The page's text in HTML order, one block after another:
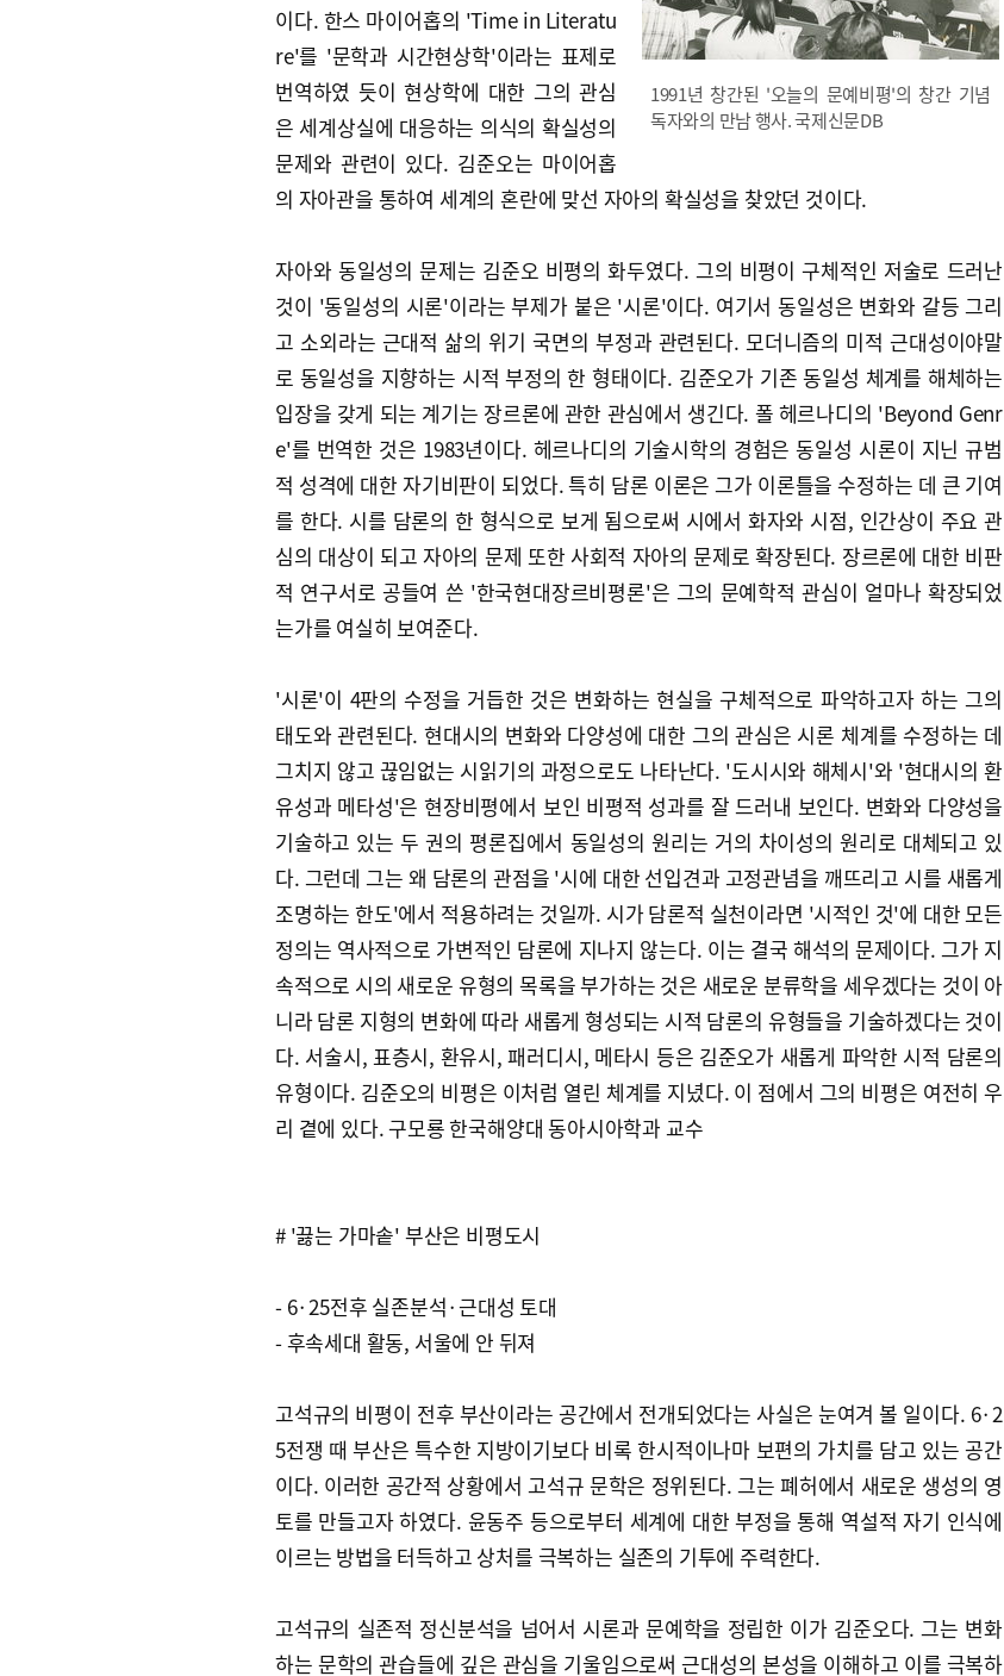
1991년 창간된 '오늘의 문예비평'의 창간 기념
독자와의 만남 행사. 국제신문DB
이다. 한스 마이어홉의 'Time in Literatu
re'를 '문학과 시간현상학'이라는 표제로
번역하였 듯이 현상학에 대한 그의 관심
은 세계상실에 대응하는 의식의 확실성의
문제와 관련이 있다. 김준오는 마이어홉
의 자아관을 통하여 세계의 혼란에 맞선 자아의 확실성을 찾았던 것이다.
자아와 동일성의 문제는 김준오 비평의 화두였다. 그의 비평이 구체적인 저술로 드러난
것이 '동일성의 시론'이라는 부제가 붙은 '시론'이다. 여기서 동일성은 변화와 갈등 그리
고 소외라는 근대적 삶의 위기 국면의 부정과 관련된다. 모더니즘의 미적 근대성이야말
로 동일성을 지향하는 시적 부정의 한 형태이다. 김준오가 기존 동일성 체계를 해체하는
입장을 갖게 되는 계기는 장르론에 관한 관심에서 생긴다. 폴 헤르나디의 'Beyond Genr
e'를 번역한 것은 1983년이다. 헤르나디의 기술시학의 경험은 동일성 시론이 지닌 규범
적 성격에 대한 자기비판이 되었다. 특히 담론 이론은 그가 이론틀을 수정하는 데 큰 기여
를 한다. 시를 담론의 한 형식으로 보게 됨으로써 시에서 화자와 시점, 인간상이 주요 관
심의 대상이 되고 자아의 문제 또한 사회적 자아의 문제로 확장된다. 장르론에 대한 비판
적 연구서로 공들여 쓴 '한국현대장르비평론'은 그의 문예학적 관심이 얼마나 확장되었
는가를 여실히 보여준다.
'시론'이 4판의 수정을 거듭한 것은 변화하는 현실을 구체적으로 파악하고자 하는 그의
태도와 관련된다. 현대시의 변화와 다양성에 대한 그의 관심은 시론 체계를 수정하는 데
그치지 않고 끊임없는 시읽기의 과정으로도 나타난다. '도시시와 해체시'와 '현대시의 환
유성과 메타성'은 현장비평에서 보인 비평적 성과를 잘 드러내 보인다. 변화와 다양성을
기술하고 있는 두 권의 평론집에서 동일성의 원리는 거의 차이성의 원리로 대체되고 있
다. 그런데 그는 왜 담론의 관점을 '시에 대한 선입견과 고정관념을 깨뜨리고 시를 새롭게
조명하는 한도'에서 적용하려는 것일까. 시가 담론적 실천이라면 '시적인 것'에 대한 모든
정의는 역사적으로 가변적인 담론에 지나지 않는다. 이는 결국 해석의 문제이다. 그가 지
속적으로 시의 새로운 유형의 목록을 부가하는 것은 새로운 분류학을 세우겠다는 것이 아
니라 담론 지형의 변화에 따라 새롭게 형성되는 시적 담론의 유형들을 기술하겠다는 것이
다. 서술시, 표층시, 환유시, 패러디시, 메타시 등은 김준오가 새롭게 파악한 시적 담론의
유형이다. 김준오의 비평은 이처럼 열린 체계를 지녔다. 이 점에서 그의 비평은 여전히 우
리 곁에 있다. 구모룡 한국해양대 동아시아학과 교수
# '끓는 가마솥' 부산은 비평도시
- 6·25전후 실존분석·근대성 토대
- 후속세대 활동, 서울에 안 뒤져
고석규의 비평이 전후 부산이라는 공간에서 전개되었다는 사실은 눈여겨 볼 일이다. 6·2
5전쟁 때 부산은 특수한 지방이기보다 비록 한시적이나마 보편의 가치를 담고 있는 공간
이다. 이러한 공간적 상황에서 고석규 문학은 정위된다. 그는 폐허에서 새로운 생성의 영
토를 만들고자 하였다. 윤동주 등으로부터 세계에 대한 부정을 통해 역설적 자기 인식에
이르는 방법을 터득하고 상처를 극복하는 실존의 기투에 주력한다.
고석규의 실존적 정신분석을 넘어서 시론과 문예학을 정립한 이가 김준오다. 그는 변화
하는 문학의 관습들에 깊은 관심을 기울임으로써 근대성의 본성을 이해하고 이를 극복하